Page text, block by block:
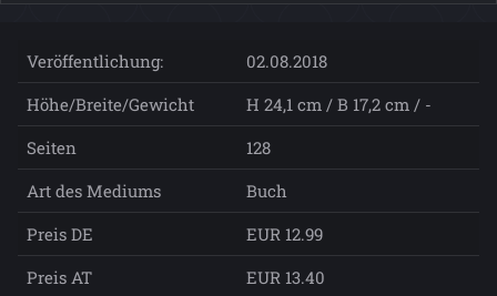
Veröffentlichung:
02.08.2018
Höhe/Breite/Gewicht
H 24,1 cm / B 17,2 cm / -
Seiten
128
Art des Mediums
Buch
Preis DE
EUR 12.99
Preis AT
EUR 13.40